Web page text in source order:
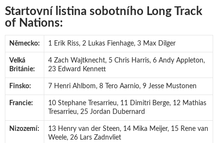
Startovní listina sobotního Long Track
of Nations:
Německo: 1 Erik Riss, 2 Lukas Fienhage, 3 Max Dilger
Velká
Británie:
4 Zach Wajtknecht, 5 Chris Harris, 6 Andy Appleton,
23 Edward Kennett
Finsko: 7 Henri Ahlbom, 8 Tero Aarnio, 9 Jesse Mustonen
Francie:
10 Stephane Tresarrieu, 11 Dimitri Berge, 12 Mathias
Tresarrieu, 25 Jordan Dubernard
Nizozemí:
13 Henry van der Steen, 14 Mika Meijer, 15 Rene van
Weele, 26 Lars Zadnvliet